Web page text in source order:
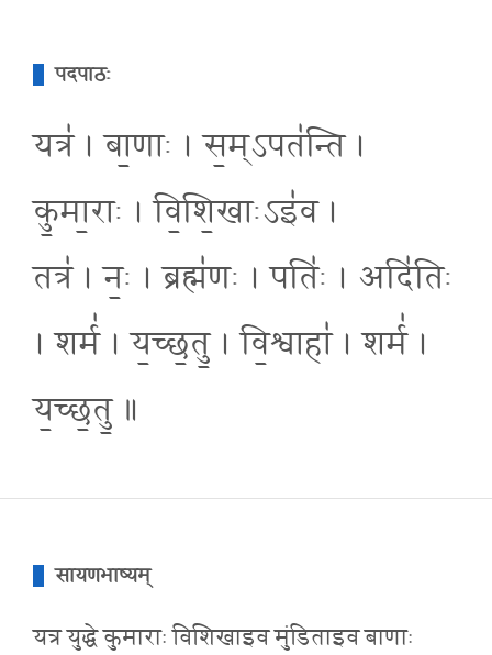
पदपाठः
यत्र॑ । बा॒णाः । स॒म्ऽपत॑न्ति ।
कु॒मा॒राः । वि॒शि॒खाःऽइ॑व ।
तत्र॑ । नः॒ । ब्रह्म॑णः । पतिः॑ । अदि॑तिः
। शर्म॑ । य॒च्छ॒तु॒ । वि॒श्वाहा॑ । शर्म॑ ।
य॒च्छ॒तु॒ ॥
सायणभाष्यम्
यत्र युद्धे कुमाराः विशिखाइव मुंडिताइव बाणाः